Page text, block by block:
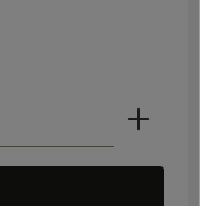
Wert ein oder